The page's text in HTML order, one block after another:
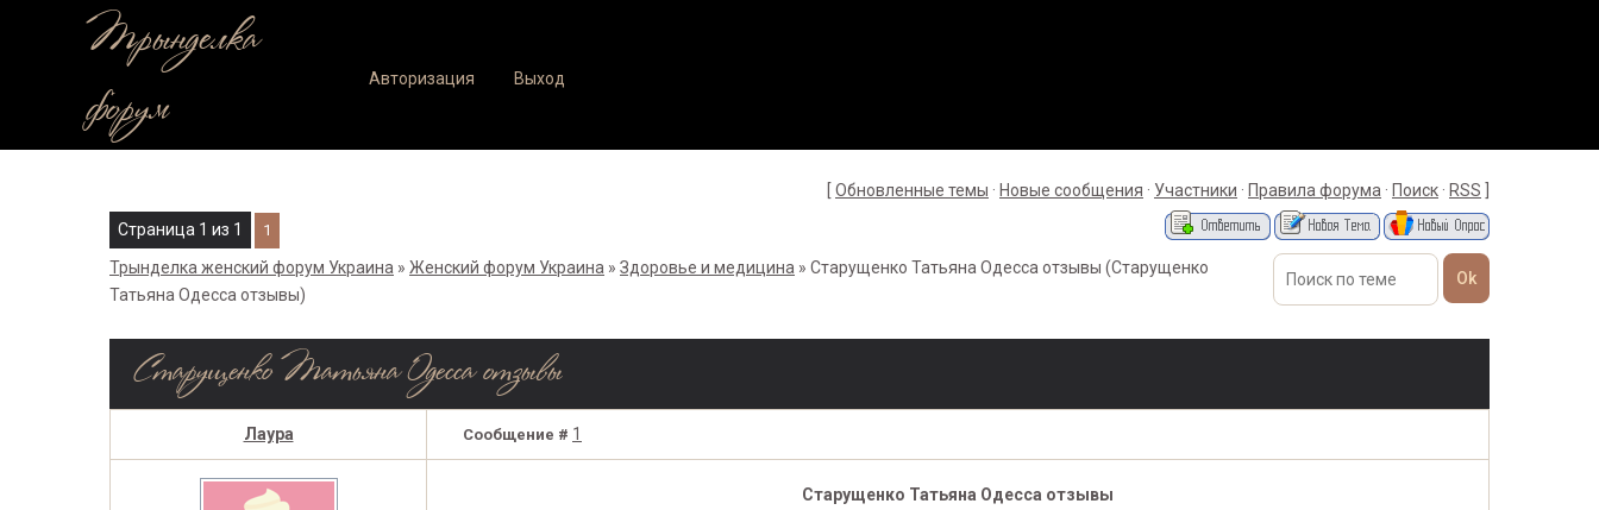
Трынделка
форум
Авторизация Выход
Обновленные темы · Новые сообщения · Участники · Правила форума · Поиск · RSS
Страница 1 из 1 1
Трынделка женский форум Украина » Женский форум Украина » Здоровье и медицина » Старущенко Татьяна Одесса отзывы (Старущенко
Татьяна Одесса отзывы)
Старущенко Татьяна Одесса отзывы
Лаура Сообщение # 1
Старущенко Татьяна Одесса отзывы